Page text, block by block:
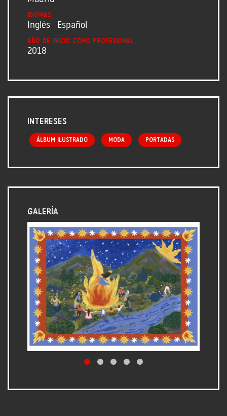
Idiomas
Inglés Español
Año de inicio como profesional
2018
Intereses
Álbum ilustrado Moda Portadas
Galería